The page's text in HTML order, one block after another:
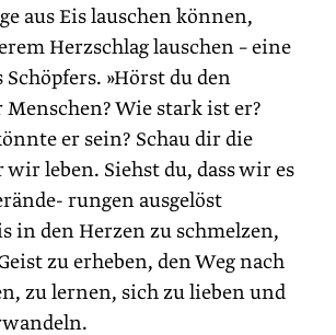
aus Eis lauschen können,
Herzschlag lauschen – eine
»Hörst du den
Menschen? Wie stark ist er?
er sein? Schau dir die
leben. Siehst du, dass wir es
rungen ausgelöst
in den Herzen zu schmelzen,
zu erheben, den Weg nach
zu lernen, sich zu lieben und